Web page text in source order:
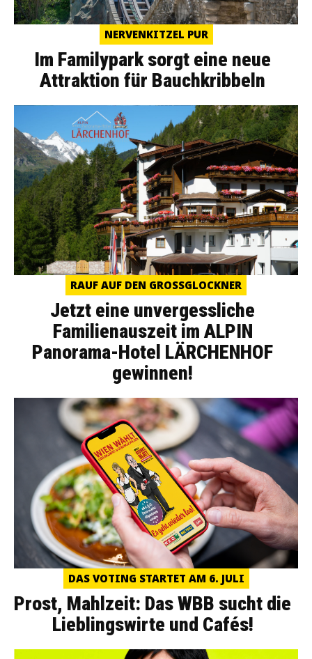
NERVENKITZEL PUR
Im Familypark sorgt eine neue
Attraktion für Bauchkribbeln
RAUF AUF DEN GROSSGLOCKNER
Jetzt eine unvergessliche
Familienauszeit im ALPIN
Panorama-Hotel LÄRCHENHOF
gewinnen!
DAS VOTING STARTET AM 6. JULI
Prost, Mahlzeit: Das WBB sucht die
Lieblingswirte und Cafés!